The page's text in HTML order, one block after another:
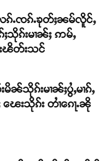
လၵ်ႉၸၵ်ႉၶုတ်ႈၼမ်လိူင်ႇ
သိုၵ်းမၢၼ်ႈ ဢမ်ႇ
ၽိတ်းသင်
မိၼ်သိုၵ်းမၢၼ်ႈပွႆႇမၢၵ်ႇ
ၽေးသိုၵ်း တၢႆၵေႃႉၼို